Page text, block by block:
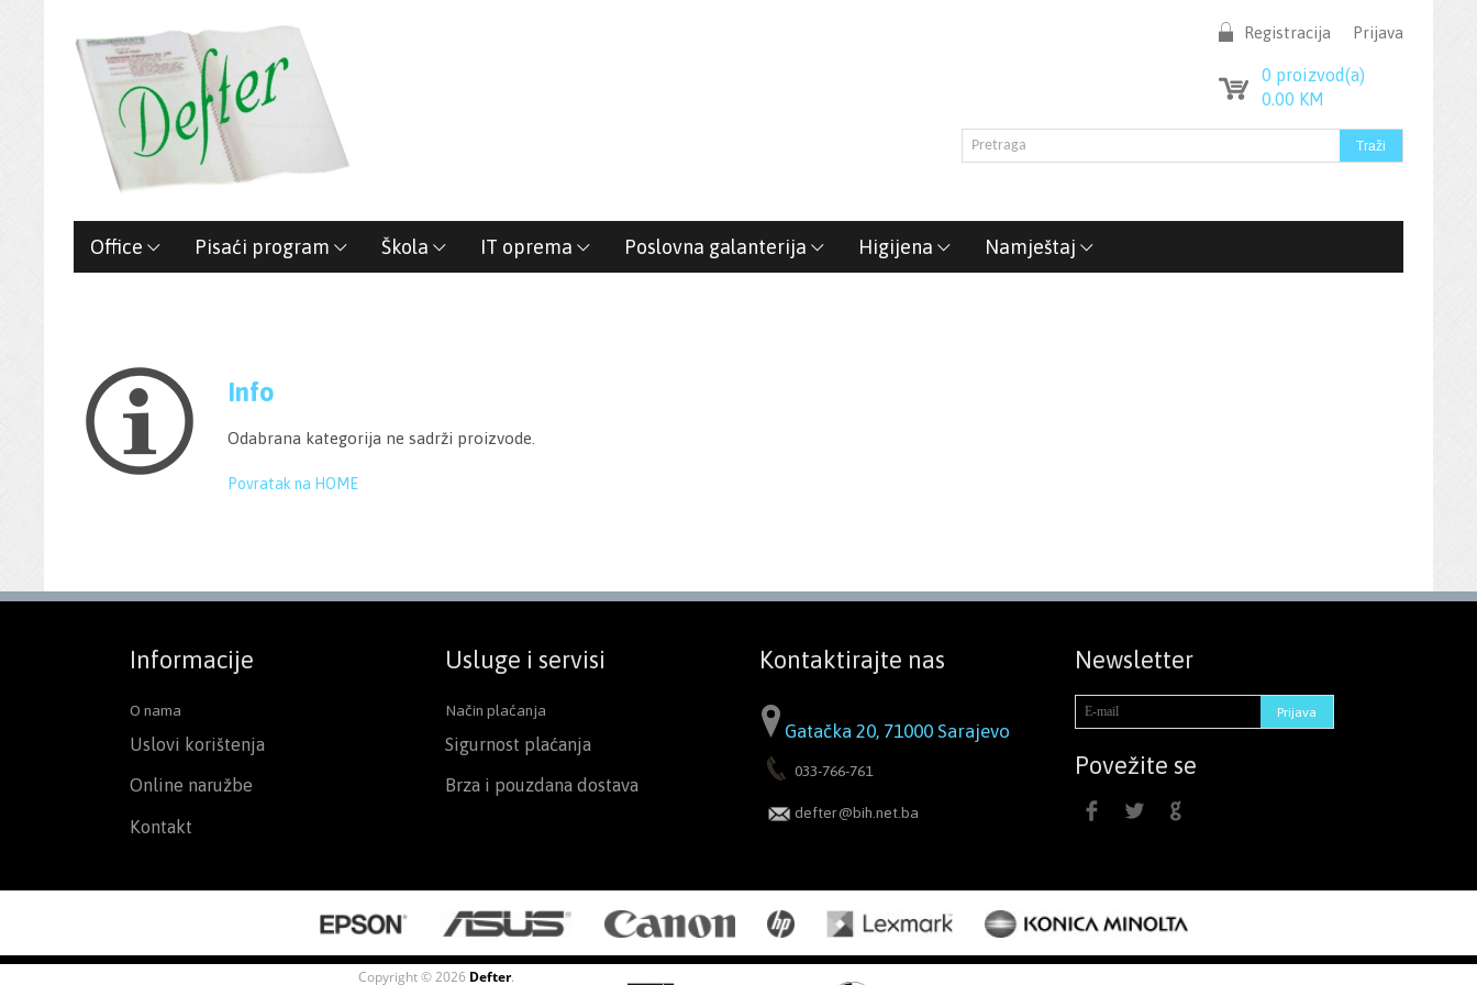
Prijava
Registracija
0 proizvod(a)
0.00 KM
Office Pisaći program Škola IT oprema Poslovna galanterija Higijena Namještaj
Info
Odabrana kategorija ne sadrži proizvode.
Povratak na HOME
Informacije
O nama
Uslovi korištenja
Online naružbe
Kontakt
Usluge i servisi
Način plaćanja
Sigurnost plaćanja
Brza i pouzdana dostava
Kontaktirajte nas
Gatačka 20, 71000 Sarajevo
033-766-761
defter@bih.net.ba
Newsletter
Povežite se
Copyright © 2026 Defter.